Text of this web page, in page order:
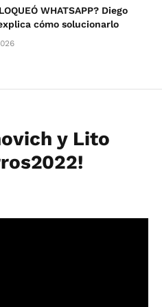
WHATSAPP? Diego
cómo solucionarlo
y Lito